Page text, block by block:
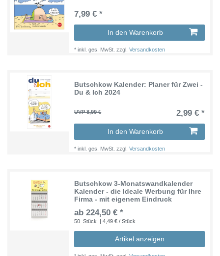
7,99 € *
In den Warenkorb
*inkl. ges. MwSt. zzgl.Versandkosten
Butschkow Kalender: Planer für Zwei -
Du & Ich 2024
UVP 8,99 € 2,99 € *
In den Warenkorb
*inkl. ges. MwSt. zzgl.Versandkosten
Butschkow 3-Monatswandkalender
Kalender - die Ideale Werbung für Ihre
Firma - mit eigenem Eindruck
ab 224,50 € *
50 Stück | 4,49 € / Stück
Artikel anzeigen